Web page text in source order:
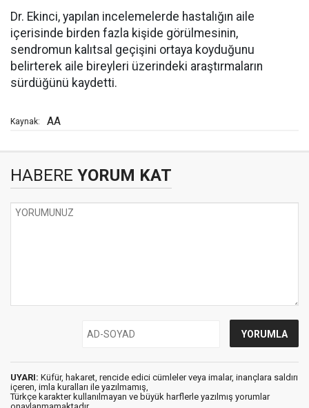
Dr. Ekinci, yapılan incelemelerde hastalığın aile
içerisinde birden fazla kişide görülmesinin,
sendromun kalıtsal geçişini ortaya koyduğunu
belirterek aile bireyleri üzerindeki araştırmaların
sürdüğünü kaydetti.
Kaynak: AA
HABERE YORUM KAT
UYARI: Küfür, hakaret, rencide edici cümleler veya imalar, inançlara saldırı
içeren, imla kuralları ile yazılmamış,
Türkçe karakter kullanılmayan ve büyük harflerle yazılmış yorumlar